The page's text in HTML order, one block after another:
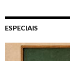
ESPECIAIS